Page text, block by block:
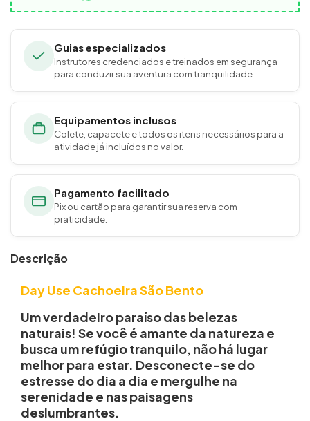
Guias especializados
Instrutores credenciados e treinados em segurança
para conduzir sua aventura com tranquilidade.
Equipamentos inclusos
Colete, capacete e todos os itens necessários para a
atividade já incluídos no valor.
Pagamento facilitado
Pix ou cartão para garantir sua reserva com
praticidade.
Descrição
Day Use Cachoeira São Bento
Um verdadeiroparaíso das belezas
naturais! Se você é amante da natureza e
busca um refúgio tranquilo, não há lugar
melhor para estar. Desconecte-se do
estresse do dia a dia e mergulhe na
serenidade e nas paisagens
deslumbrantes.